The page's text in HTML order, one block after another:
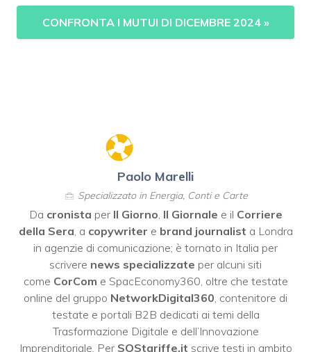
CONFRONTA I MUTUI DI DICEMBRE 2024 »
Paolo Marelli
Specializzato in Energia, Conti e Carte
Da cronista per Il Giorno, Il Giornale e il Corriere
della Sera, a copywriter e brand journalist a Londra
in agenzie di comunicazione; è tornato in Italia per
scrivere news specializzate per alcuni siti
come CorCom e SpacEconomy360, oltre che testate
online del gruppo NetworkDigital360, contenitore di
testate e portali B2B dedicati ai temi della
Trasformazione Digitale e dell’Innovazione
Imprenditoriale. Per SOStariffe.it scrive testi in ambito